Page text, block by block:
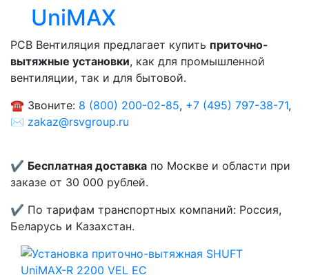
UniMAX
РСВ Вентиляция предлагает купить приточно-
вытяжные установки, как для промышленной
вентиляции, так и для бытовой.
☎️ Звоните: 8 (800) 200-02-85, +7 (495) 797-38-71,
✉️ zakaz@rsvgroup.ru
✔️ Бесплатная доставка по Москве и области при
заказе от 30 000 рублей.
✔️ По тарифам транспортных компаний: Россия,
Беларусь и Казахстан.